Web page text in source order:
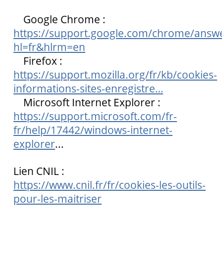
Google Chrome :
https://support.google.com/chrome/
hl=fr&hlrm=en
Firefox :
https://support.mozilla.org/fr/kb/cookies-
informations-sites-enregistre…
Microsoft Internet Explorer :
https://support.microsoft.com/fr-
fr/help/17442/windows-internet-
explorer...
Lien CNIL :
https://www.cnil.fr/fr/cookies-les-outils-
pour-les-maitriser